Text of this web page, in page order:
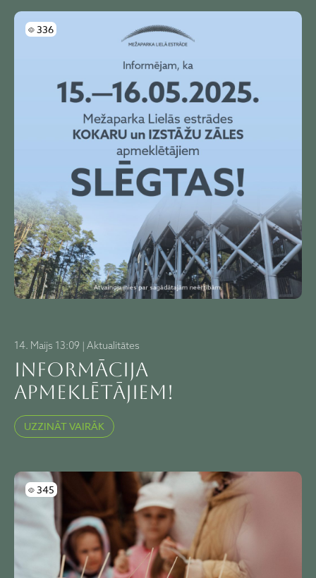
336
Skatījumi
14. Maijs 13:09 | Aktualitātes
Informācija
apmeklētājiem!
UZZINĀT VAIRĀK
345
Skatījumi